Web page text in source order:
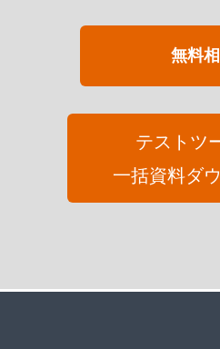
無料
テストツ
一括資料ダ